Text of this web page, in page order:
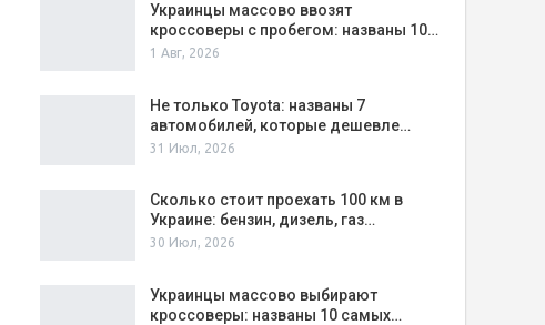
Украинцы массово ввозят
кроссоверы с пробегом: названы 10…
1 Авг, 2026
Не только Toyota: названы 7
автомобилей, которые дешевле…
31 Июл, 2026
Сколько стоит проехать 100 км в
Украине: бензин, дизель, газ…
30 Июл, 2026
Украинцы массово выбирают
кроссоверы: названы 10 самых…